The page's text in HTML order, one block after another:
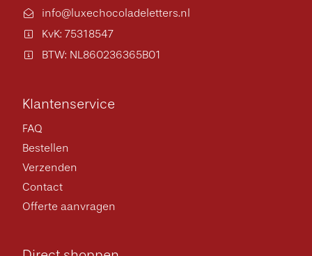
info@luxechocoladeletters.nl
KvK: 75318547
BTW: NL860236365B01
Klantenservice
FAQ
Bestellen
Verzenden
Contact
Offerte aanvragen